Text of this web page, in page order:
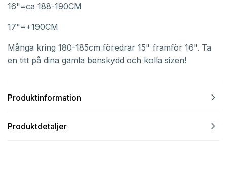
16"=ca 188-190CM
17"=+190CM
Många kring 180-185cm föredrar 15" framför 16". Ta
en titt på dina gamla benskydd och kolla sizen!
Produktinformation navigate_next
Produktdetaljer navigate_next